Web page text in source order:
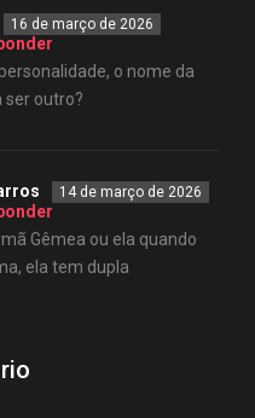
16 de março de 2026
o nome da
ser outro?
14 de março de 2026
Gêmea ou ela quando
ela tem dupla